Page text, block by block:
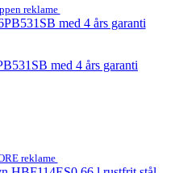
reklame
med 4 års garanti
reklame